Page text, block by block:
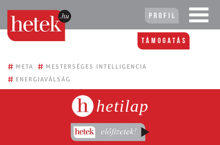
Profil
Támogatás
# META # MESTERSÉGES INTELLIGENCIA
# ENERGIAVÁLSÁG
hetilap